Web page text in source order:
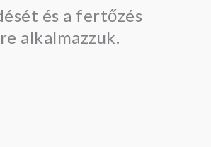
és a fertőzés
alkalmazzuk.